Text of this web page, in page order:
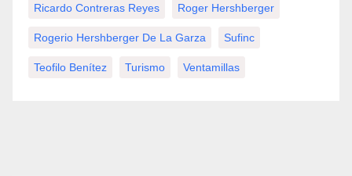
Ricardo Contreras Reyes Roger Hershberger
Rogerio Hershberger De La Garza Sufinc
Teofilo Benítez Turismo Ventamillas